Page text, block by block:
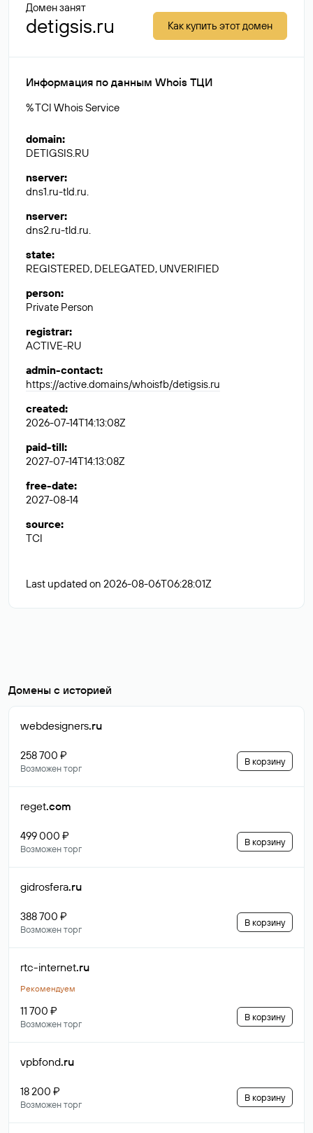
Домен занят
detigsis.ru Как купить этот домен
Информация по данным Whois ТЦИ
% TCI Whois Service
domain:
DETIGSIS.RU
nserver:
dns1.ru-tld.ru.
nserver:
dns2.ru-tld.ru.
state:
REGISTERED, DELEGATED, UNVERIFIED
person:
Private Person
registrar:
ACTIVE-RU
admin-contact:
https://active.domains/whoisfb/detigsis.ru
created:
2026-07-14T14:13:08Z
paid-till:
2027-07-14T14:13:08Z
free-date:
2027-08-14
source:
TCI
Last updated on 2026-08-06T06:28:01Z
Домены с историей
webdesigners.ru
258 700 ₽
Возможен торг
В корзину
reget.com
499 000 ₽
Возможен торг
В корзину
gidrosfera.ru
388 700 ₽
Возможен торг
В корзину
rtc-internet.ru
Рекомендуем
11 700 ₽
Возможен торг
В корзину
vpbfond.ru
18 200 ₽
Возможен торг
В корзину